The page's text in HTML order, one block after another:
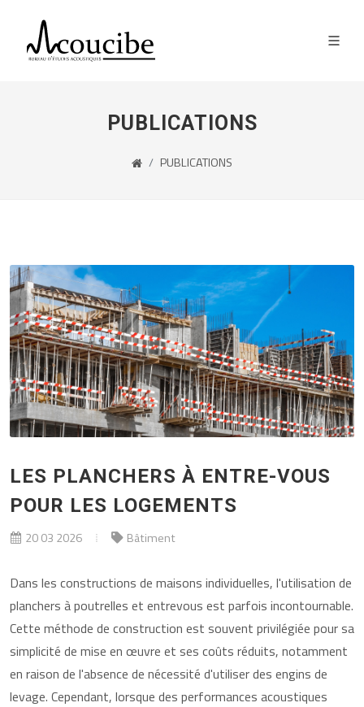
PUBLICATIONS
PUBLICATIONS
LES PLANCHERS À ENTRE-VOUS
POUR LES LOGEMENTS
20 03 2026 Bâtiment
Dans les constructions de maisons individuelles, l'utilisation de
planchers à poutrelles et entrevous est parfois incontournable.
Cette méthode de construction est souvent privilégiée pour sa
simplicité de mise en œuvre et ses coûts réduits, notamment
en raison de l'absence de nécessité d'utiliser des engins de
levage. Cependant, lorsque des performances acoustiques